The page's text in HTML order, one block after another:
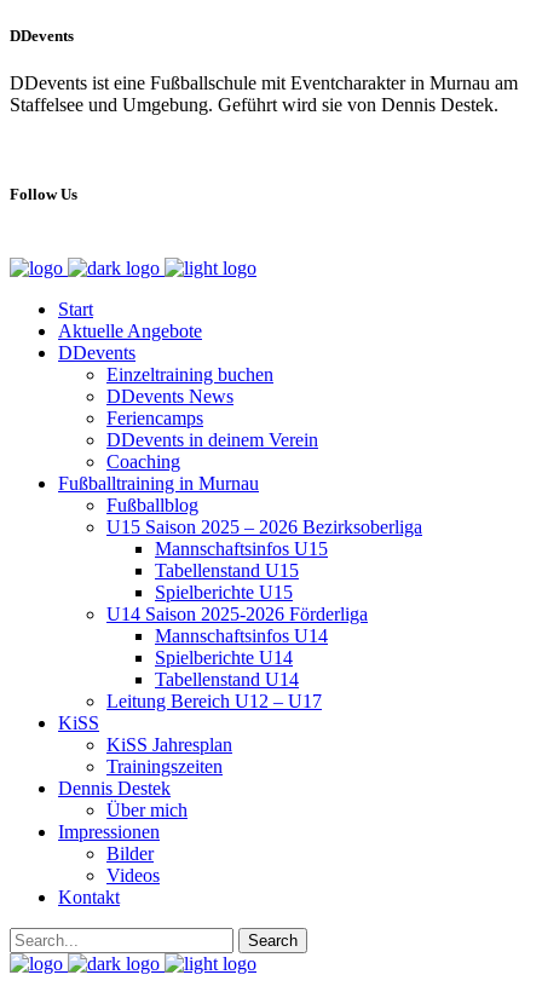
DDevents
DDevents ist eine Fußballschule mit Eventcharakter in Murnau am
Staffelsee und Umgebung. Geführt wird sie von Dennis Destek.
Follow Us
Start
Aktuelle Angebote
DDevents
Einzeltraining buchen
DDevents News
Feriencamps
DDevents in deinem Verein
Coaching
Fußballtraining in Murnau
Fußballblog
U15 Saison 2025 – 2026 Bezirksoberliga
Mannschaftsinfos U15
Tabellenstand U15
Spielberichte U15
U14 Saison 2025-2026 Förderliga
Mannschaftsinfos U14
Spielberichte U14
Tabellenstand U14
Leitung Bereich U12 – U17
KiSS
KiSS Jahresplan
Trainingszeiten
Dennis Destek
Über mich
Impressionen
Bilder
Videos
Kontakt